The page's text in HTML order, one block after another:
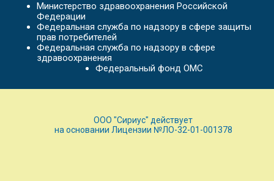
Министерство здравоохранения Российской
Федерации
Федеральная служба по надзору в сфере защиты
прав потребителей
Федеральная служба по надзору в сфере
здравоохранения
Федеральный фонд ОМС
ООО "Сириус" действует
на основании Лицензии №ЛО-32-01-001378